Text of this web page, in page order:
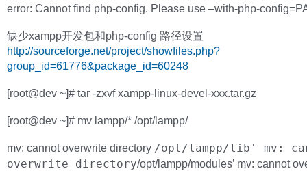
error: Cannot find php-config. Please use –with-php-
缺少xampp开发包和php-config 路径设置
http://sourceforge.net/project/showfiles.php?
group_id=61776&package_id=60248
[root@dev ~]# tar -zxvf xampp-linux-devel-xxx.tar.gz
[root@dev ~]# mv lampp/* /opt/lampp/
mv: cannot overwrite directory /opt/lampp/lib' mv:
overwrite directory/opt/lampp/modules’ mv: cannot